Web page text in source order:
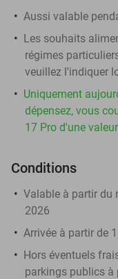
Aussi valable
Les souhaits
régimes
veuillez l'indiquer
Uniquement
dépensez, vous
17 Pro d'une
Conditions
Valable à partir du
2026
Arrivée à partir de
Hors éventuels
parkings publics à